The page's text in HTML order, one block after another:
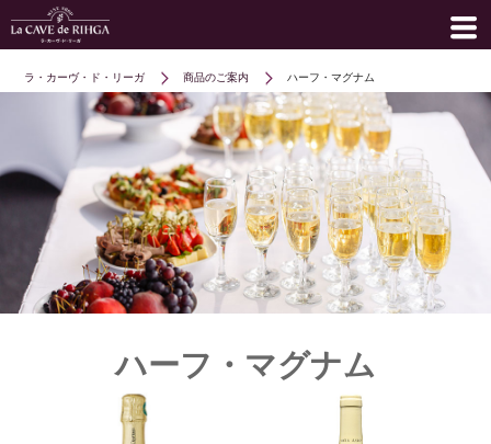
ラ・カーヴ・ド・リーガ 商品のご案内 ハーフ・マグナム
ハーフ・マグナム